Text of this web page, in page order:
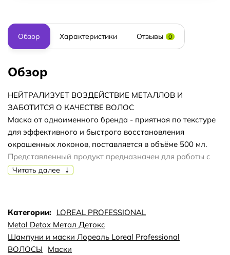
Обзор Характеристики Отзывы 0
Обзор
НЕЙТРАЛИЗУЕТ ВОЗДЕЙСТВИЕ МЕТАЛЛОВ И
ЗАБОТИТСЯ О КАЧЕСТВЕ ВОЛОС
Маска от одноименного бренда - приятная по текстуре
для эффективного и быстрого восстановления
окрашенных локонов, поставляется в объёме 500 мл.
Представленный продукт предназначен для работы с
ранее повреждёнными волосами, подверженными
полезными компонентами, задерживающимися на
протяжении долгого времени и оказывающими
накопительный эффект.
Читать далее
Категории: LOREAL PROFESSIONAL
Metal Detox Метал Детокс
Шампуни и маски Лореаль Loreal Professional
ВОЛОСЫ
Маски